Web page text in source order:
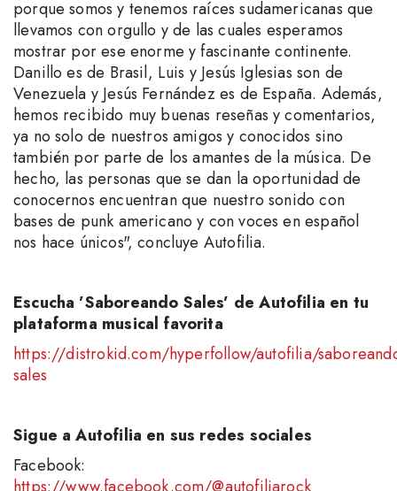
porque somos y tenemos raíces sudamericanas que
llevamos con orgullo y de las cuales esperamos
mostrar por ese enorme y fascinante continente.
Danillo es de Brasil, Luis y Jesús Iglesias son de
Venezuela y Jesús Fernández es de España. Además,
hemos recibido muy buenas reseñas y comentarios,
ya no solo de nuestros amigos y conocidos sino
también por parte de los amantes de la música. De
hecho, las personas que se dan la oportunidad de
conocernos encuentran que nuestro sonido con
bases de punk americano y con voces en español
nos hace únicos", concluye Autofilia.
Escucha ’Saboreando Sales’ de Autofilia en tu
plataforma musical favorita
https://distrokid.com/hyperfollow/autofilia/
sales
Sigue a Autofilia en sus redes sociales
Facebook: